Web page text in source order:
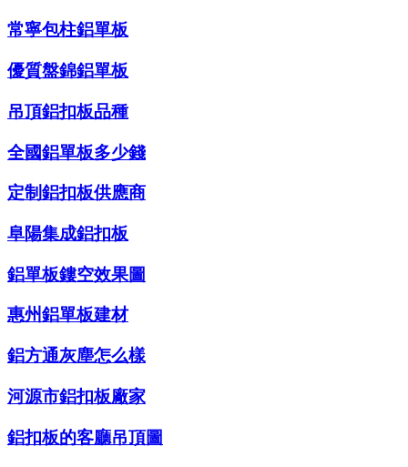
常寧包柱鋁單板
優質盤錦鋁單板
吊頂鋁扣板品種
全國鋁單板多少錢
定制鋁扣板供應商
阜陽集成鋁扣板
鋁單板鏤空效果圖
惠州鋁單板建材
鋁方通灰塵怎么樣
河源市鋁扣板廠家
鋁扣板的客廳吊頂圖